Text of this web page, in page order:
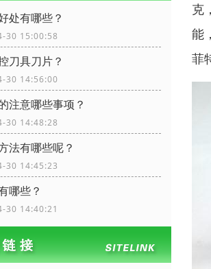
处有哪些？
30 15:00:58
刀具刀片？
30 14:56:00
注意哪些事项？
30 14:48:28
法有哪些呢？
30 14:45:23
哪些？
30 14:40:21
克
能
菲